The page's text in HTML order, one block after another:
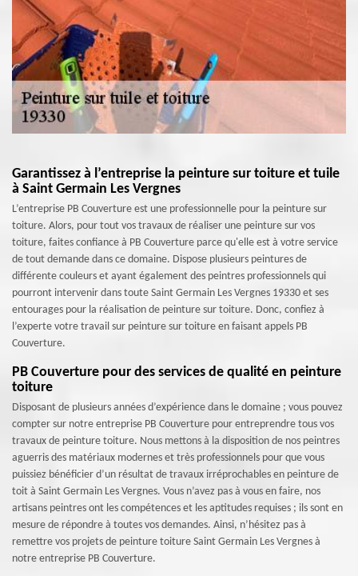
Garantissez à l’entreprise la peinture sur toiture et tuile
à Saint Germain Les Vergnes
L’entreprise PB Couverture est une professionnelle pour la peinture sur
toiture. Alors, pour tout vos travaux de réaliser une peinture sur vos
toiture, faites confiance à PB Couverture parce qu'elle est à votre service
de tout demande dans ce domaine. Dispose plusieurs peintures de
différente couleurs et ayant également des peintres professionnels qui
pourront intervenir dans toute Saint Germain Les Vergnes 19330 et ses
entourages pour la réalisation de peinture sur toiture. Donc, confiez à
l’experte votre travail sur peinture sur toiture en faisant appels PB
Couverture.
PB Couverture pour des services de qualité en peinture
toiture
Disposant de plusieurs années d’expérience dans le domaine ; vous pouvez
compter sur notre entreprise PB Couverture pour entreprendre tous vos
travaux de peinture toiture. Nous mettons à la disposition de nos peintres
aguerris des matériaux modernes et très professionnels pour que vous
puissiez bénéficier d’un résultat de travaux irréprochables en peinture de
toit à Saint Germain Les Vergnes. Vous n’avez pas à vous en faire, nos
artisans peintres ont les compétences et les aptitudes requises ; ils sont en
mesure de répondre à toutes vos demandes. Ainsi, n’hésitez pas à
remettre vos projets de peinture toiture Saint Germain Les Vergnes à
notre entreprise PB Couverture.